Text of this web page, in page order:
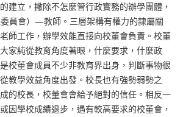
建立，撇除不怎麼管行政實務的辦學團體，
員會）—教師。三層架構有權力的隸屬關
師工作，辦學效能直接向校董會負責。校董
家純從教育角度著眼，什麼要求，什麼政
校董會成員不少非教育界出身，判斷事物很
教學效益角度出發。校長也有強勢弱勢之
的校長，校董會會給予絕對的信任。相反一
因學校成績退步，遇有較高要求的校董會，